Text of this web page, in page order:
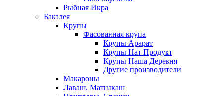
Рыбная Икра
Бакалея
Крупы
Фасованная крупа
Крупы Арарат
Крупы Нат Продукт
Крупы Наша Деревня
Другие производители
Макароны
Лаваш. Матнакаш